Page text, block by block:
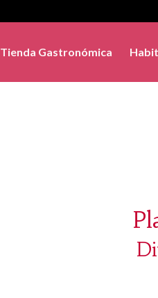
Tienda Gastronómica